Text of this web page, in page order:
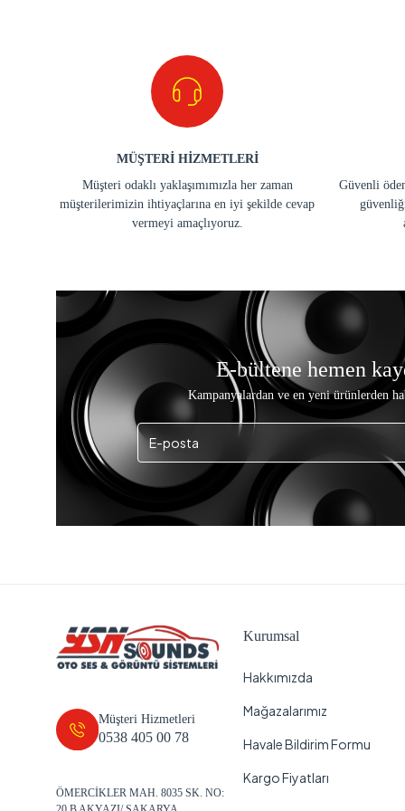
MÜŞTERİ HİZMETLERİ
Müşteri odaklı yaklaşımımızla her zaman
müşterilerimizin ihtiyaçlarına en iyi şekilde cevap
vermeyi amaçlıyoruz.
Güvenli
E-bültene hemen
Kampanyalardan ve en yeni ürünlerden
Müşteri Hizmetleri
0538 405 00 78
ÖMERCİKLER MAH. 8035 SK. NO:
Kurumsal
Hakkımızda
Mağazalarımız
Havale Bildirim Formu
Kargo Fiyatları